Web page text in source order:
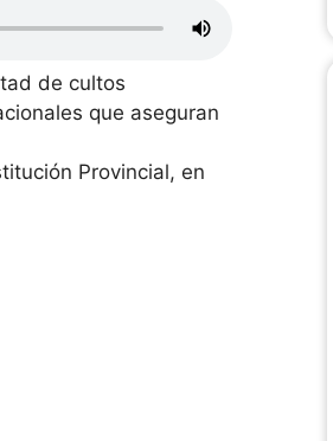
de cultos
que aseguran
Provincial, en